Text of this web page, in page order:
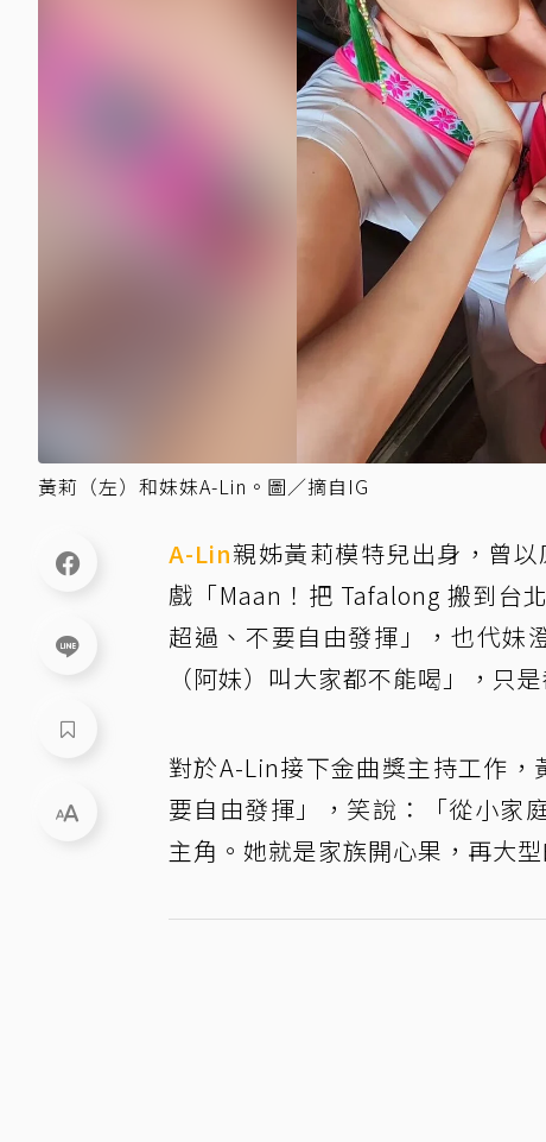
黃莉（左）和妹妹A-Lin。圖／摘自IG
A-Lin親姊黃莉模特兒出身，曾
戲「Maan！把 Tafalong 搬到台
超過、不要自由發揮」，也代妹
（阿妹）叫大家都不能喝」，只
對於A-Lin接下金曲獎主持工作
要自由發揮」，笑說：「從小家
主角。她就是家族開心果，再大型